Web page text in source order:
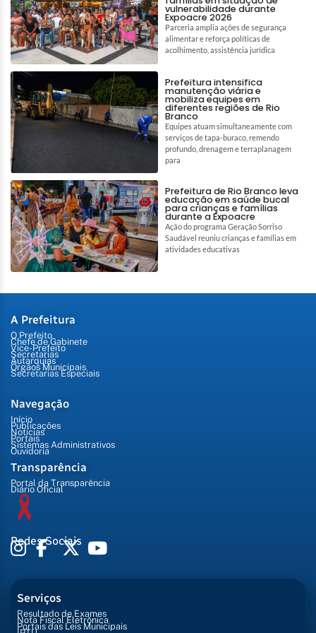
vulnerabilidade durante
Expoacre 2026
Parceria amplia ações de segurança
alimentar e reforça políticas de
acolhimento, assistência jurídica
Prefeitura intensifica
manutenção viária e
mobiliza equipes em
diferentes regiões de Rio
Branco
Equipes atuam simultaneamente com
serviços de tapa-buraco, remendo
profundo, drenagem e terraplanagem
para
Prefeitura de Rio Branco leva
educação em saúde bucal
para crianças e famílias
durante a Expoacre
Ação do programa Geração Sorriso
Saudável reuniu crianças e famílias em
atividades educativas
A Prefeitura
O Prefeito
Chefe de Gabinete
Vice-Prefeito
Secretarias
Autarquias
Órgãos Municipais
Secretarias Especiais
Navegação
Início
Publicações
Notícias
Portais
Sistemas Administrativos
Ouvidoria
Transparência
Portal da Transparência
Diário Oficial
Redes Sociais
Serviços
Resultado de Exames
Nota Fiscal Eletrônica
Portais das Leis Municipais